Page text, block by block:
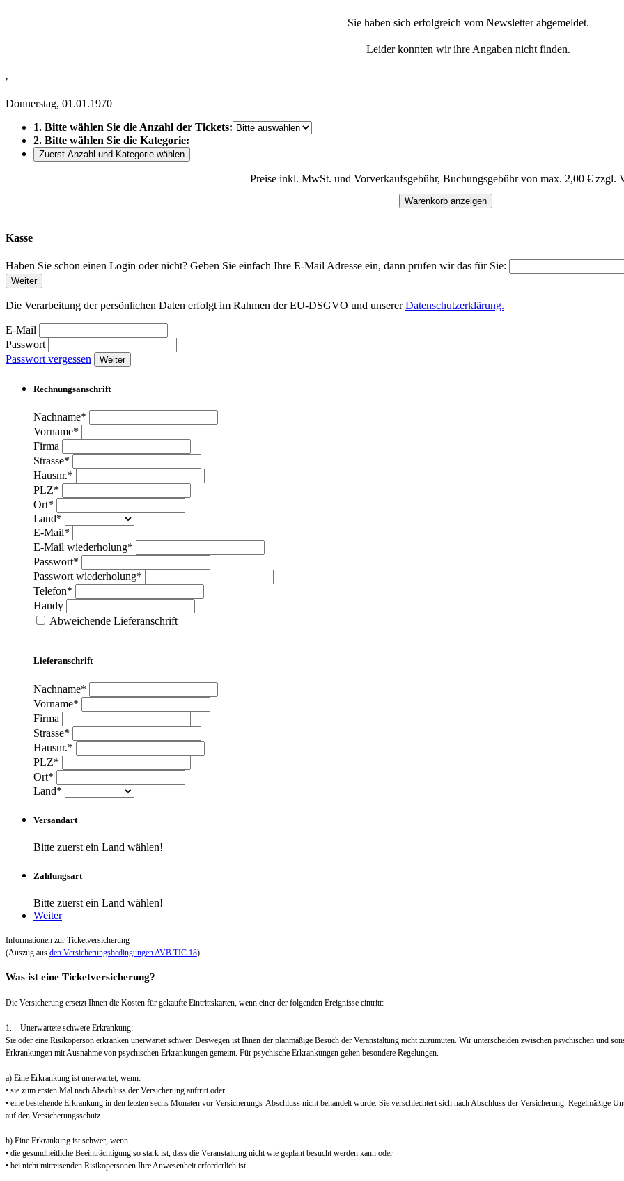
Sie haben sich erfolgreich vom Newsletter abgemeldet.
Leider konnten wir ihre Angaben nicht finden.
,
Donnerstag, 01.01.1970
1. Bitte wählen Sie die Anzahl der Tickets:
2. Bitte wählen Sie die Kategorie:
Zuerst Anzahl und Kategorie wählen
Preise inkl. MwSt. und Vorverkaufsgebühr, Buchungsgebühr von max. 2,00 € zzgl.
Warenkorb anzeigen
Kasse
Haben Sie schon einen Login oder nicht? Geben Sie einfach Ihre E-Mail Adresse ein, dann prüfen wir das für Sie:
Weiter
Die Verarbeitung der persönlichen Daten erfolgt im Rahmen der EU-DSGVO und unsererDatenschutzerklärung.
E-Mail
Passwort
Passwort vergessen
Weiter
Rechnungsanschrift
Nachname*
Vorname*
Firma
Strasse*
Hausnr.*
PLZ*
Ort*
Land*
E-Mail*
E-Mail wiederholung*
Passwort*
Passwort wiederholung*
Telefon*
Handy
Abweichende Lieferanschrift
Lieferanschrift
Nachname*
Vorname*
Firma
Strasse*
Hausnr.*
PLZ*
Ort*
Land*
Versandart
Bitte zuerst ein Land wählen!
Zahlungsart
Bitte zuerst ein Land wählen!
Weiter
Informationen zur Ticketversicherung
(Auszug aus den Versicherungsbedingungen AVB TIC 18)
Was ist eine Ticketversicherung?
Die Versicherung ersetzt Ihnen die Kosten für gekaufte Eintrittskarten, wenn einer der folgenden Ereignisse eintritt:
1. Unerwartete schwere Erkrankung:
Sie oder eine Risikoperson erkranken unerwartet schwer. Deswegen ist Ihnen der planmäßige Besuch der Veranstaltung nicht zuzumuten. Wir unterscheiden zwischen psychischen und
Erkrankungen mit Ausnahme von psychischen Erkrankungen gemeint. Für psychische Erkrankungen gelten besondere Regelungen.
a) Eine Erkrankung ist unerwartet, wenn:
• sie zum ersten Mal nach Abschluss der Versicherung auftritt oder
• eine bestehende Erkrankung in den letzten sechs Monaten vor Versicherungs-Abschluss nicht behandelt wurde. Sie verschlechtert sich nach Abschluss der Versicherung. Regelmäßige
auf den Versicherungsschutz.
b) Eine Erkrankung ist schwer, wenn
• die gesundheitliche Beeinträchtigung so stark ist, dass die Veranstaltung nicht wie geplant besucht werden kann oder
• bei nicht mitreisenden Risikopersonen Ihre Anwesenheit erforderlich ist.